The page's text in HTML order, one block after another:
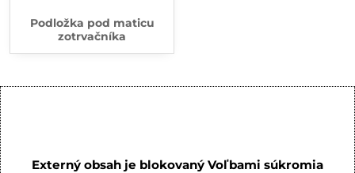
Podložka pod maticu
zotrvačníka
Externý obsah je blokovaný Voľbami súkromia